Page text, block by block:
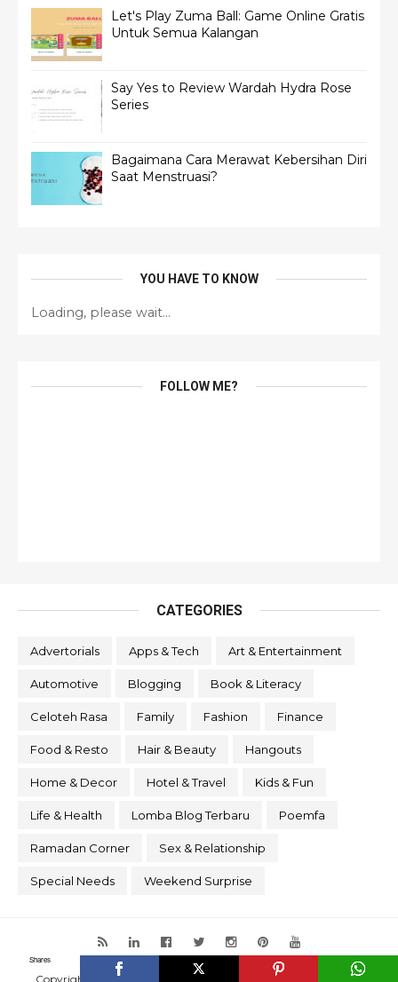
Let's Play Zuma Ball: Game Online Gratis
Untuk Semua Kalangan
Say Yes to Review Wardah Hydra Rose
Series
Bagaimana Cara Merawat Kebersihan Diri
Saat Menstruasi?
YOU HAVE TO KNOW
Loading, please wait...
FOLLOW ME?
CATEGORIES
Advertorials Apps & Tech Art & Entertainment
Automotive Blogging Book & Literacy
Celoteh Rasa Family Fashion Finance
Food & Resto Hair & Beauty Hangouts
Home & Decor Hotel & Travel Kids & Fun
Life & Health Lomba Blog Terbaru Poemfa
Ramadan Corner Sex & Relationship
Special Needs Weekend Surprise
Copyright © 2025 Heizyi.com - Habits Hobbies Interest About•
Shares